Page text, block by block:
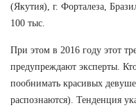
(Якутия), г. Форталеза,
100 тыс.
При этом в 2016 году этот
предупреждают эксперты.
пообнимать красивых
распознаются). Тенденция